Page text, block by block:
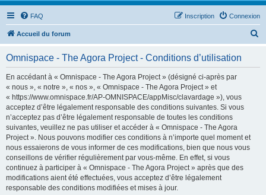
FAQ Connexion
Inscription
Accueil du forum
Omnispace - The Agora Project - Conditions d’utilisation
En accédant à « Omnispace - The Agora Project » (désigné ci-après par
« nous », « notre », « nos », « Omnispace - The Agora Project » et
« https://www.omnispace.fr/AP-OMNISPACE/appMisc/clavardage »), vous
acceptez d’être légalement responsable des conditions suivantes. Si vous
n’acceptez pas d’être légalement responsable de toutes les conditions
suivantes, veuillez ne pas utiliser et accéder à « Omnispace - The Agora
Project ». Nous pouvons modifier ces conditions à n’importe quel moment et
nous essaierons de vous informer de ces modifications, bien que nous vous
conseillons de vérifier régulièrement par vous-même. En effet, si vous
continuez à participer à « Omnispace - The Agora Project » après que des
modifications aient été effectuées, vous acceptez d’être légalement
responsable des conditions modifiées et mises à jour.